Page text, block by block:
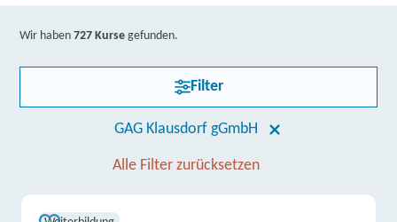
Wir haben727 Kurse gefunden.
Filter
GAG Klausdorf gGmbH
Alle Filter zurücksetzen